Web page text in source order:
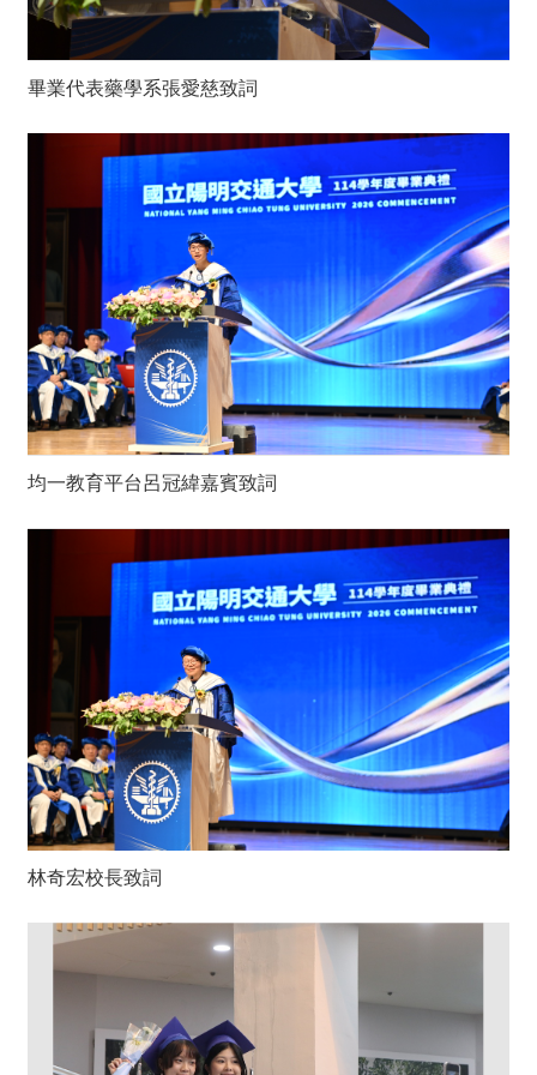
畢業代表藥學系張愛慈致詞
均一教育平台呂冠緯嘉賓致詞
林奇宏校長致詞